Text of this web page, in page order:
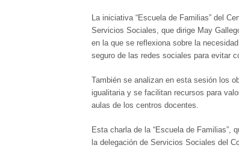
La iniciativa “Escuela de Familias” del
Servicios Sociales, que dirige May
en la que se reflexiona sobre la
seguro de las redes sociales para evitar
También se analizan en esta sesión los
igualitaria y se facilitan recursos para
aulas de los centros docentes.
Esta charla de la “Escuela de Familias”,
la delegación de Servicios Sociales del